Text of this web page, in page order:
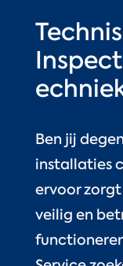
Ben jij
installaties
ervoor
veilig en